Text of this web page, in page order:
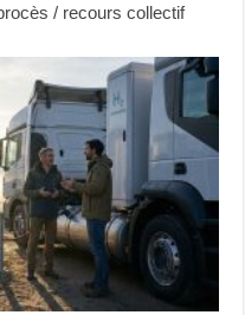
/ recours collectif